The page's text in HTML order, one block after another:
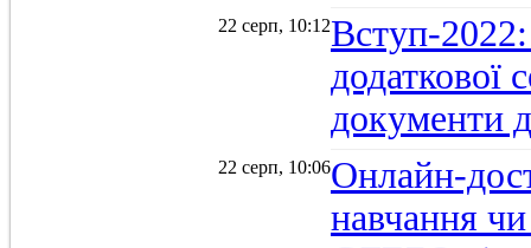
22 серп, 10:12Вступ-
додаткової
документи
22 серп, 10:06Онлайн-
навчання